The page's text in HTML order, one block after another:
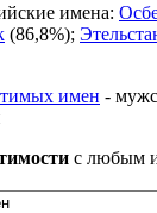
имена:
(86,8%);
имен -
с любым